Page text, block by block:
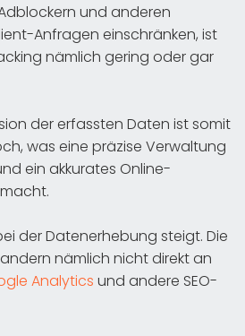
und anderen
Anfragen einschränken, ist
nämlich gering oder gar
der erfassten Daten ist somit
was eine präzise Verwaltung
ein akkurates Online-
der Datenerhebung steigt. Die
nämlich nicht direkt an
Analytics und andere SEO-